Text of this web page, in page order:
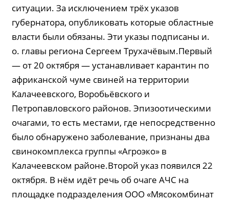
ситуации. За исключением трёх указов
губернатора, опубликовать которые областные
власти были обязаны. Эти указы подписаны и.
о. главы региона Сергеем Трухачёвым.Первый
— от 20 октября — устанавливает карантин по
африканской чуме свиней на территории
Калачеевского, Воробьёвского и
Петропавловского районов. Эпизоотическими
очагами, то есть местами, где непосредственно
было обнаружено заболевание, признаны два
свинокомплекса группы «Агроэко» в
Калачеевском районе.Второй указ появился 22
октября. В нём идёт речь об очаге АЧС на
площадке подразделения ООО «Мясокомбинат